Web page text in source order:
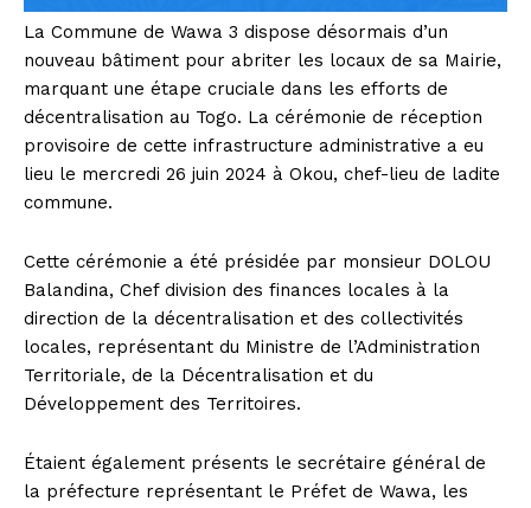
La Commune de Wawa 3 dispose désormais d’un
nouveau bâtiment pour abriter les locaux de sa Mairie,
marquant une étape cruciale dans les efforts de
décentralisation au Togo. La cérémonie de réception
provisoire de cette infrastructure administrative a eu
lieu le mercredi 26 juin 2024 à Okou, chef-lieu de ladite
commune.
Cette cérémonie a été présidée par monsieur DOLOU
Balandina, Chef division des finances locales à la
direction de la décentralisation et des collectivités
locales, représentant du Ministre de l’Administration
Territoriale, de la Décentralisation et du
Développement des Territoires.
Étaient également présents le secrétaire général de
la préfecture représentant le Préfet de Wawa, les